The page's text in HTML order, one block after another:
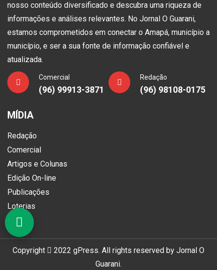
nosso conteúdo diversificado e descubra uma riqueza de
informações e análises relevantes. No Jornal O Guarani,
estamos comprometidos em conectar o Amapá, município a
município, e ser a sua fonte de informação confiável e
atualizada.
Comercial
(96) 99913-3871
Redação
(96) 98108-0175
MÍDIA
Redação
Comercial
Artigos e Colunas
Edição On-line
Publicações
Loterias
Copyright 2022 gPress. All rights reserved by Jornal O
Guarani.